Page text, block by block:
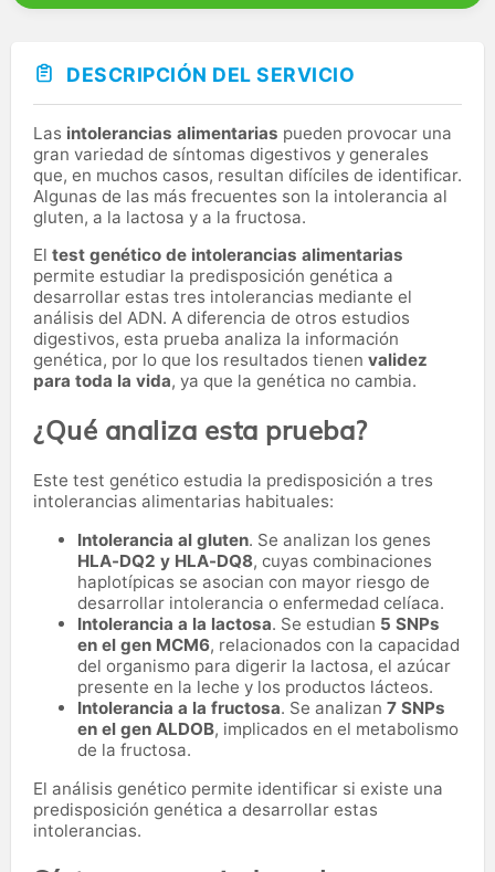
DESCRIPCIÓN DEL SERVICIO
Las intolerancias alimentarias pueden provocar una
gran variedad de síntomas digestivos y generales
que, en muchos casos, resultan difíciles de identificar.
Algunas de las más frecuentes son la intolerancia al
gluten, a la lactosa y a la fructosa.
El test genético de intolerancias alimentarias
permite estudiar la predisposición genética a
desarrollar estas tres intolerancias mediante el
análisis del ADN. A diferencia de otros estudios
digestivos, esta prueba analiza la información
genética, por lo que los resultados tienen validez
para toda la vida, ya que la genética no cambia.
¿Qué analiza esta prueba?
Este test genético estudia la predisposición a tres
intolerancias alimentarias habituales:
Intolerancia al gluten. Se analizan los genes
HLA-DQ2 y HLA-DQ8, cuyas combinaciones
haplotípicas se asocian con mayor riesgo de
desarrollar intolerancia o enfermedad celíaca.
Intolerancia a la lactosa. Se estudian 5 SNPs
en el gen MCM6, relacionados con la capacidad
del organismo para digerir la lactosa, el azúcar
presente en la leche y los productos lácteos.
Intolerancia a la fructosa. Se analizan 7 SNPs
en el gen ALDOB, implicados en el metabolismo
de la fructosa.
El análisis genético permite identificar si existe una
predisposición genética a desarrollar estas
intolerancias.